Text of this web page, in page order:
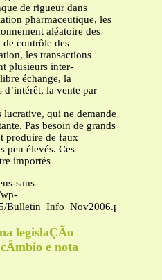
de rigueur dans
pharmaceutique, les
aléatoire des
de contrôle des
les transactions
plusieurs inter-
échange, la
la vente par
lucrative, qui ne demande
Pas besoin de grands
produire de faux
peu élevés. Ces
importés
sans-
Bulletin_Info_Nov2006.pdf
legislaÇÃo
e nota